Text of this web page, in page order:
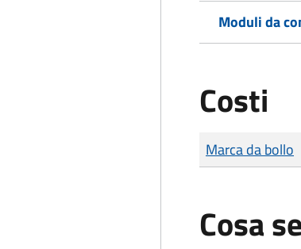
Moduli da
Costi
Tipo di
Importo
Marca da bollo
Cosa